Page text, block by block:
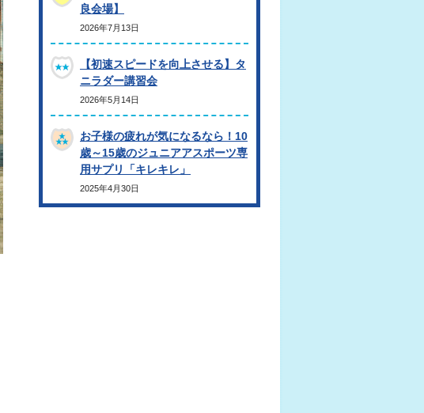
良会場】
2026年7月13日
【初速スピードを向上させる】タ
ニラダー講習会
2026年5月14日
お子様の疲れが気になるなら！10
歳～15歳のジュニアアスポーツ専
用サプリ「キレキレ」
2025年4月30日